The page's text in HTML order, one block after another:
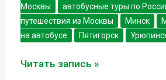
Москвы
автобусные туры по
путешествия из Москвы
Минск
на автобусе
Пятигорск
7
Читать запись »